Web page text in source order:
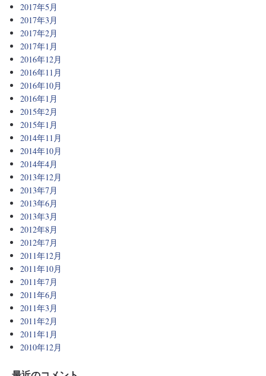
2017年5月
2017年3月
2017年2月
2017年1月
2016年12月
2016年11月
2016年10月
2016年1月
2015年2月
2015年1月
2014年11月
2014年10月
2014年4月
2013年12月
2013年7月
2013年6月
2013年3月
2012年8月
2012年7月
2011年12月
2011年10月
2011年7月
2011年6月
2011年3月
2011年2月
2011年1月
2010年12月